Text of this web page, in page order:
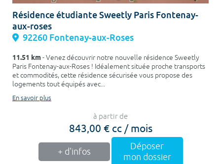
Résidence étudiante Sweetly Paris Fontenay-
aux-roses
92260 Fontenay-aux-Roses
11.51 km- Venez découvrir notre nouvelle résidence Sweetly
Paris Fontenay-aux-Roses ! Idéalement située proche transports
et commodités, cette résidence sécurisée vous propose des
logements tout équipés avec...
En savoir plus
à partir de
843,00 € cc / mois
+ d'infos
Déposer
mon dossier